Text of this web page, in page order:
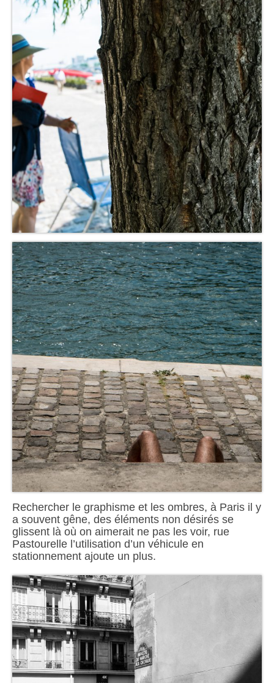
Rechercher le graphisme et les ombres, à Paris il y
a souvent gêne, des éléments non désirés se
glissent là où on aimerait ne pas les voir, rue
Pastourelle l’utilisation d’un véhicule en
stationnement ajoute un plus.